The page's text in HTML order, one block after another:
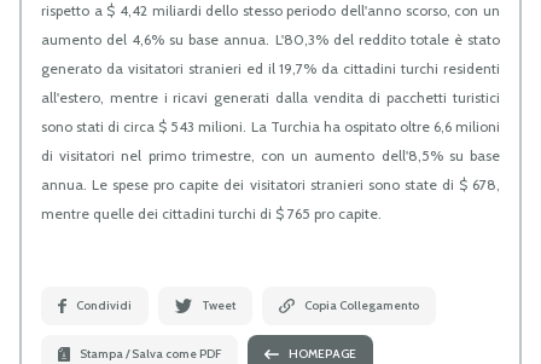
rispetto a $ 4,42 miliardi dello stesso periodo dell'anno scorso, con un
aumento del 4,6% su base annua. L'80,3% del reddito totale è stato
generato da visitatori stranieri ed il 19,7% da cittadini turchi residenti
all'estero, mentre i ricavi generati dalla vendita di pacchetti turistici
sono stati di circa $ 543 milioni. La Turchia ha ospitato oltre 6,6 milioni
di visitatori nel primo trimestre, con un aumento dell'8,5% su base
annua. Le spese pro capite dei visitatori stranieri sono state di $ 678,
mentre quelle dei cittadini turchi di $ 765 pro capite.
Condividi Tweet Copia Collegamento
Stampa / Salva come PDF HOMEPAGE